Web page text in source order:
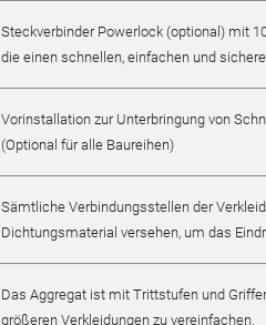
Steckverbinder Powerlock (optional) mit
die einen schnellen, einfachen und
Vorinstallation zur Unterbringung von
(Optional für alle Baureihen)
Sämtliche Verbindungsstellen der
Dichtungsmaterial versehen, um das
Das Aggregat ist mit Trittstufen und
größeren Verkleidungen zu vereinfachen.